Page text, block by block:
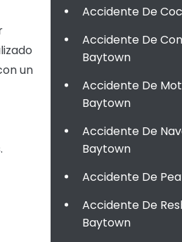
un
Accidente De
Accidente De
Baytown
Accidente De
Baytown
Accidente De
Baytown
Accidente De
Accidente De
Baytown